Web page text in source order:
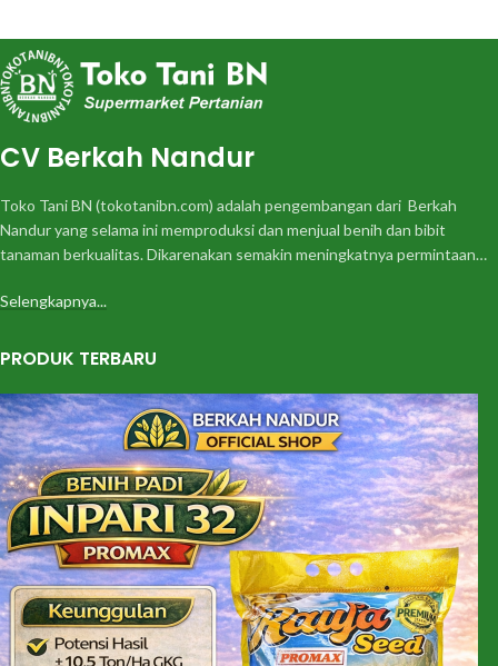
CV Berkah Nandur
Toko Tani BN (tokotanibn.com) adalah pengembangan dari Berkah
Nandur yang selama ini memproduksi dan menjual benih dan bibit
tanaman berkualitas. Dikarenakan semakin meningkatnya permintaan…
Selengkapnya...
PRODUK TERBARU